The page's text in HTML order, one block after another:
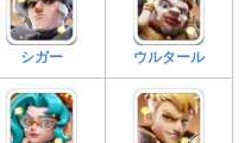
シガー ウルタール